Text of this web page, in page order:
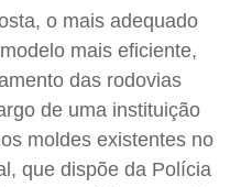
o mais adequado
mais eficiente,
das rodovias
de uma instituição
moldes existentes no
que dispõe da Polícia